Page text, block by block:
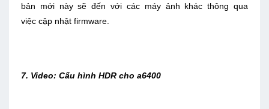
bản mới này sẽ đến với các máy ảnh khác thông qua
việc cập nhật firmware.
7. Video: Cấu hình HDR cho a6400